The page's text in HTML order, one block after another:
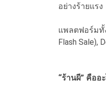
อย่างร้ายแรง
แพลตฟอร์มทั้
Flash Sale),
“ร้านผี” คืออ